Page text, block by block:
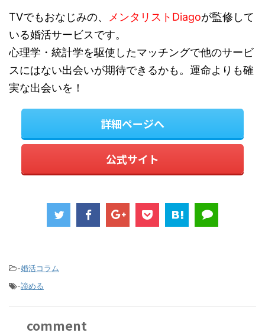
TVでもおなじみの、 メンタリストDiagoが監修して
いる婚活サービスです。
心理学・統計学を駆使したマッチングで他のサービ
スにはない出会いが期待できるかも。運命よりも確
実な出会いを！
詳細ページへ
公式サイト
-婚活コラム
-諦める
comment